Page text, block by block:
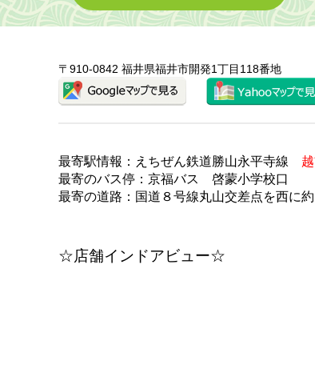
〒910-0842 福井県福井市開発1丁目118番地
最寄駅情報：えちぜん鉄道勝山永平寺線
最寄のバス停：京福バス 啓蒙小学校口
最寄の道路：国道８号線丸山交差点を西に
☆店舗インドアビュー☆